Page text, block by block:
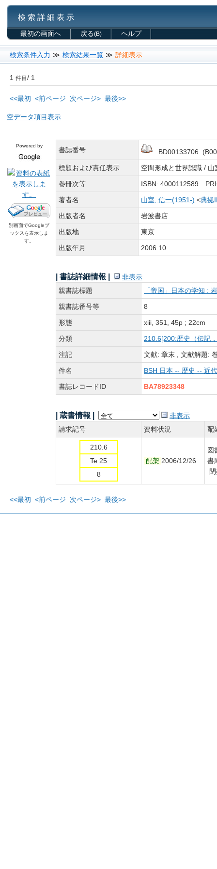
検 索 詳 細 表 示
最初の画面へ 戻る(B) ヘルプ
検索条件入力 ≫ 検索結果一覧 ≫ 詳細表示
1 件目/ 1
<<最初 <前ページ 次ページ> 最後>>
空データ項目表示
Powered by
別画面でGoogleブ
ックスを表示しま
す。
書誌番号 BD00133706
標題および責任表示 空間形成と世界認識 / 山
巻冊次等 ISBN: 4000112589
著者名 山室, 信一(1951-) <典拠
出版者名 岩波書店
出版地 東京
出版年月 2006.10
| 書誌詳細情報 |
非表示
親書誌標題
「帝国」日本の学知 :
親書誌番号等 8
形態 xiii, 351, 45p ; 22cm
分類 210.6[200:歴史（伝記
注記 文献: 章末 , 文献解題:
件名 BSH 日本 -- 歴史 -- 近
書誌レコードID BA78923348
| 蔵書情報 |
非表示
請求記号
資料状況 配
210.6
Te 25
8
配架 2006/12/26
図
書
<<最初 <前ページ 次ページ> 最後>>